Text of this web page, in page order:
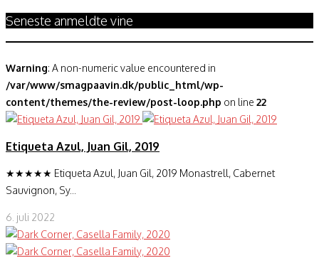
Seneste anmeldte vine
Warning: A non-numeric value encountered in
/var/www/smagpaavin.dk/public_html/wp-
content/themes/the-review/post-loop.php on line 22
Etiqueta Azul, Juan Gil, 2019
★★★★★ Etiqueta Azul, Juan Gil, 2019 Monastrell, Cabernet
Sauvignon, Sy...
6. juli 2022